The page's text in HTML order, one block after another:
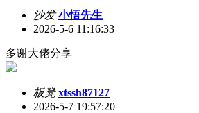
沙发 小悟先生
2026-5-6 11:16:33
多谢大佬分享
板凳 xtssh87127
2026-5-7 19:57:20